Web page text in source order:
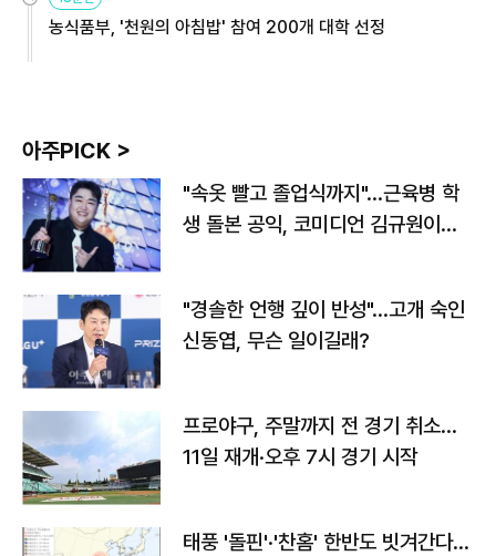
농식품부, '천원의 아침밥' 참여 200개 대학 선정
아주PICK >
"속옷 빨고 졸업식까지"…근육병 학
생 돌본 공익, 코미디언 김규원이었
"경솔한 언행 깊이 반성"…고개 숙인
신동엽, 무슨 일이길래?
프로야구, 주말까지 전 경기 취소…
11일 재개·오후 7시 경기 시작
태풍 '돌핀'·'찬홈' 한반도 빗겨간다…